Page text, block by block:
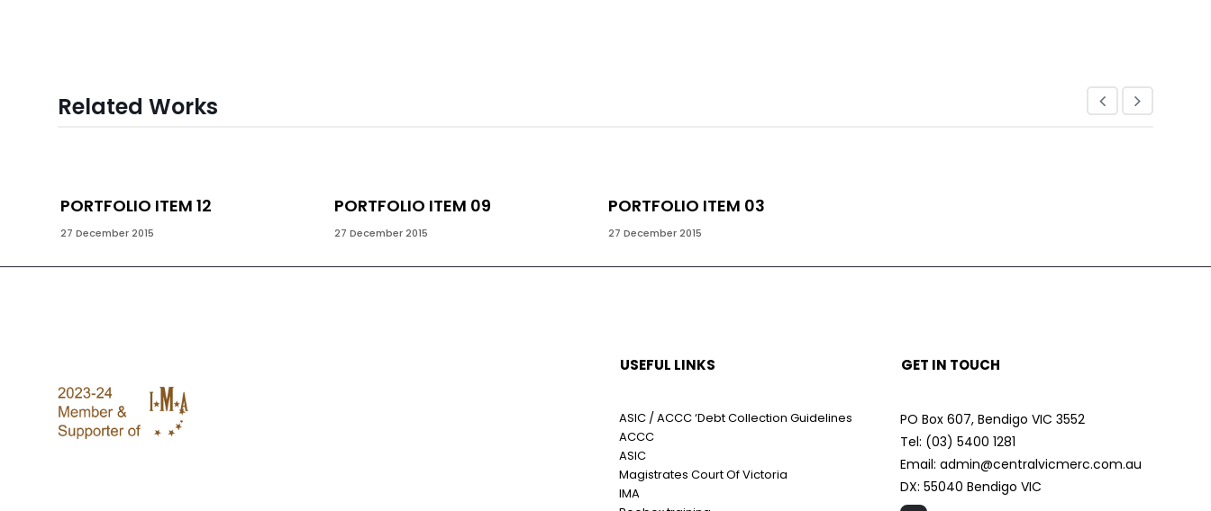
Related Works
PORTFOLIO ITEM 12
27 December 2015
PORTFOLIO ITEM 09
27 December 2015
PORTFOLIO ITEM 03
27 December 2015
USEFUL LINKS
ASIC / ACCC ‘Debt Collection Guidelines
ACCC
ASIC
Magistrates Court Of Victoria
IMA
GET IN TOUCH
PO Box 607, Bendigo VIC 3552
Tel: (03) 5400 1281
Email: admin@centralvicmerc.com.au
DX: 55040 Bendigo VIC